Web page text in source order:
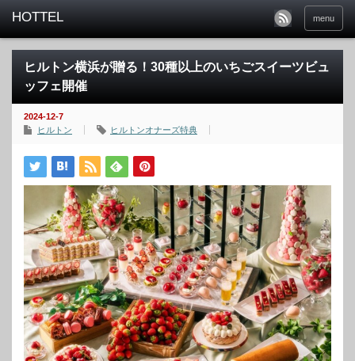
menu
ヒルトン横浜が贈る！30種以上のいちごスイーツビュ
ッフェ開催
2024-12-7
ヒルトン
ヒルトンオナーズ特典